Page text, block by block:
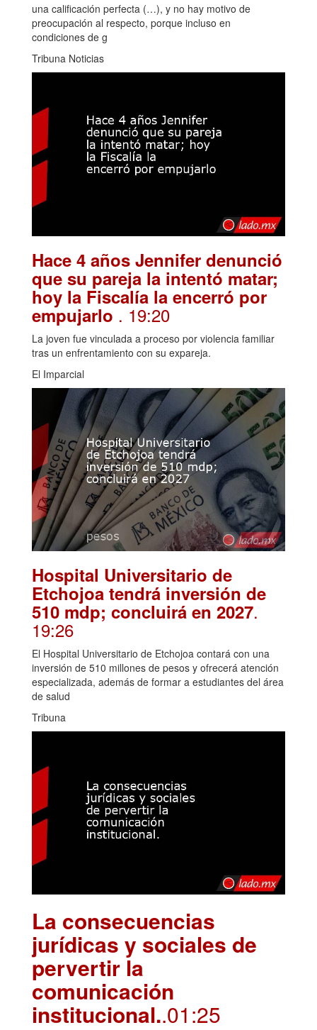
una calificación perfecta (…), y no hay motivo de
preocupación al respecto, porque incluso en
condiciones de g
Tribuna Noticias
Hace 4 años Jennifer denunció
que su pareja la intentó matar;
hoy la Fiscalía la encerró por
empujarlo . 19:20
La joven fue vinculada a proceso por violencia familiar
tras un enfrentamiento con su expareja.
El Imparcial
Hospital Universitario de
Etchojoa tendrá inversión de
510 mdp; concluirá en 2027.
19:26
El Hospital Universitario de Etchojoa contará con una
inversión de 510 millones de pesos y ofrecerá atención
especializada, además de formar a estudiantes del área
de salud
Tribuna
La consecuencias
jurídicas y sociales de
pervertir la
comunicación
institucional..01:25